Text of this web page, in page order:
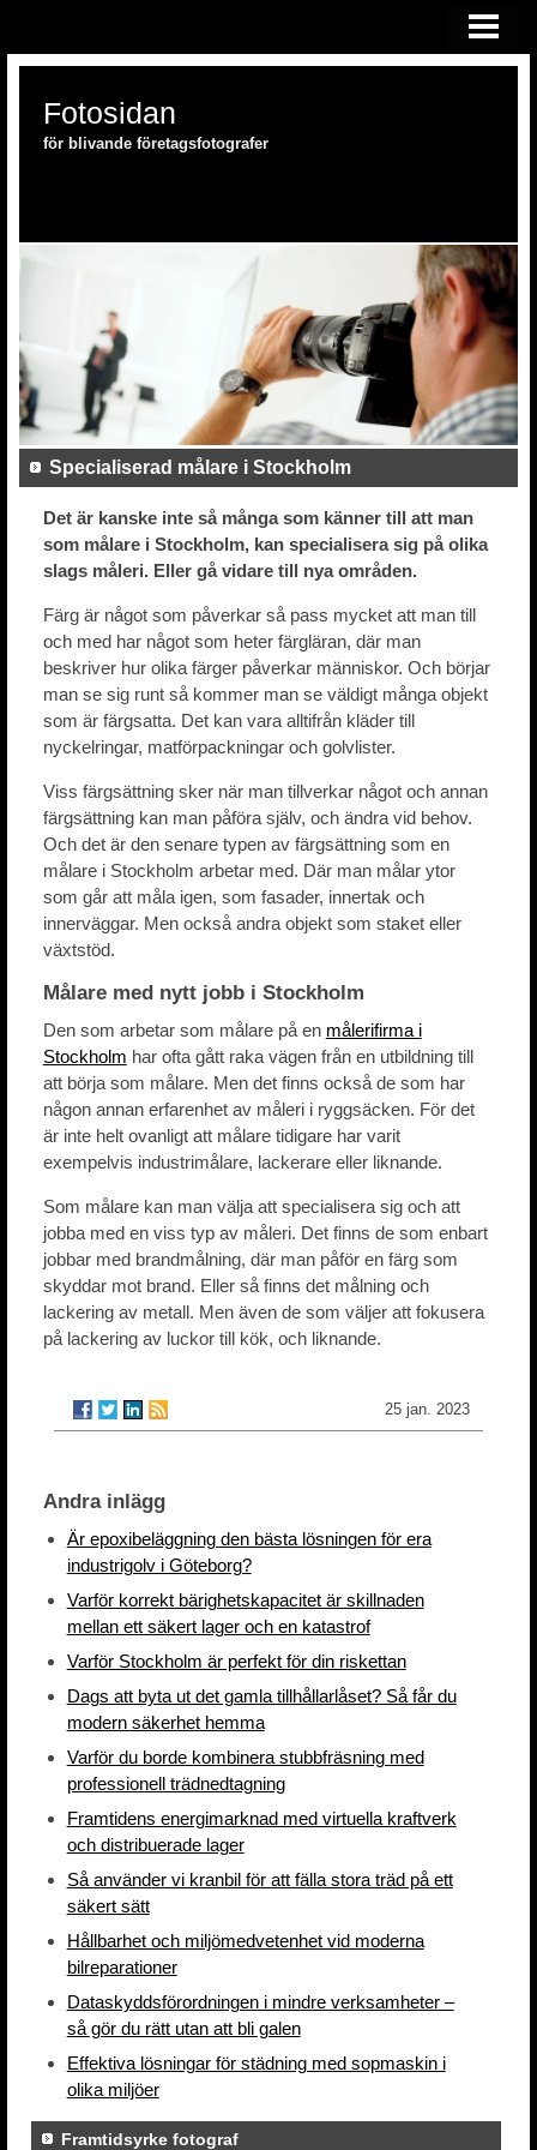
FOTOUTRUSTNING
Fotosidan
för blivande företagsfotografer
Specialiserad målare i Stockholm
Det är kanske inte så många som känner till att man
som målare i Stockholm, kan specialisera sig på olika
slags måleri. Eller gå vidare till nya områden.
Färg är något som påverkar så pass mycket att man till
och med har något som heter färgläran, där man
beskriver hur olika färger påverkar människor. Och börjar
man se sig runt så kommer man se väldigt många objekt
som är färgsatta. Det kan vara alltifrån kläder till
nyckelringar, matförpackningar och golvlister.
Viss färgsättning sker när man tillverkar något och annan
färgsättning kan man påföra själv, och ändra vid behov.
Och det är den senare typen av färgsättning som en
målare i Stockholm arbetar med. Där man målar ytor
som går att måla igen, som fasader, innertak och
innerväggar. Men också andra objekt som staket eller
växtstöd.
Målare med nytt jobb i Stockholm
Den som arbetar som målare på en målerifirma i
Stockholm har ofta gått raka vägen från en utbildning till
att börja som målare. Men det finns också de som har
någon annan erfarenhet av måleri i ryggsäcken. För det
är inte helt ovanligt att målare tidigare har varit
exempelvis industrimålare, lackerare eller liknande.
Som målare kan man välja att specialisera sig och att
jobba med en viss typ av måleri. Det finns de som enbart
jobbar med brandmålning, där man påför en färg som
skyddar mot brand. Eller så finns det målning och
lackering av metall. Men även de som väljer att fokusera
på lackering av luckor till kök, och liknande.
25 jan. 2023
Andra inlägg
Är epoxibeläggning den bästa lösningen för era
industrigolv i Göteborg?
Varför korrekt bärighetskapacitet är skillnaden
mellan ett säkert lager och en katastrof
Varför Stockholm är perfekt för din riskettan
Dags att byta ut det gamla tillhållarlåset? Så får du
modern säkerhet hemma
Varför du borde kombinera stubbfräsning med
professionell trädnedtagning
Framtidens energimarknad med virtuella kraftverk
och distribuerade lager
Så använder vi kranbil för att fälla stora träd på ett
säkert sätt
Hållbarhet och miljömedvetenhet vid moderna
bilreparationer
Dataskyddsförordningen i mindre verksamheter –
så gör du rätt utan att bli galen
Effektiva lösningar för städning med sopmaskin i
olika miljöer
Framtidsyrke fotograf